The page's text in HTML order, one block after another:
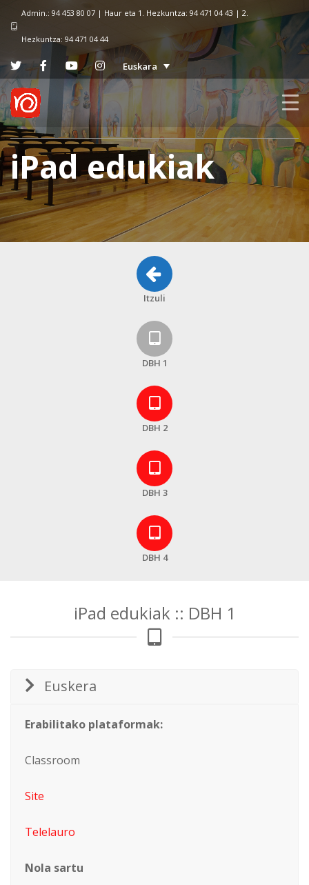
Admin.: 94 453 80 07 | Haur eta 1. Hezkuntza: 94 471 04 43 | 2.
Hezkuntza: 94 471 04 44
Euskara
iPad edukiak
Itzuli
DBH 1
DBH 2
DBH 3
DBH 4
iPad edukiak :: DBH 1
Euskera
Erabilitako plataformak:
Classroom
Site
Telelauro
Nola sartu